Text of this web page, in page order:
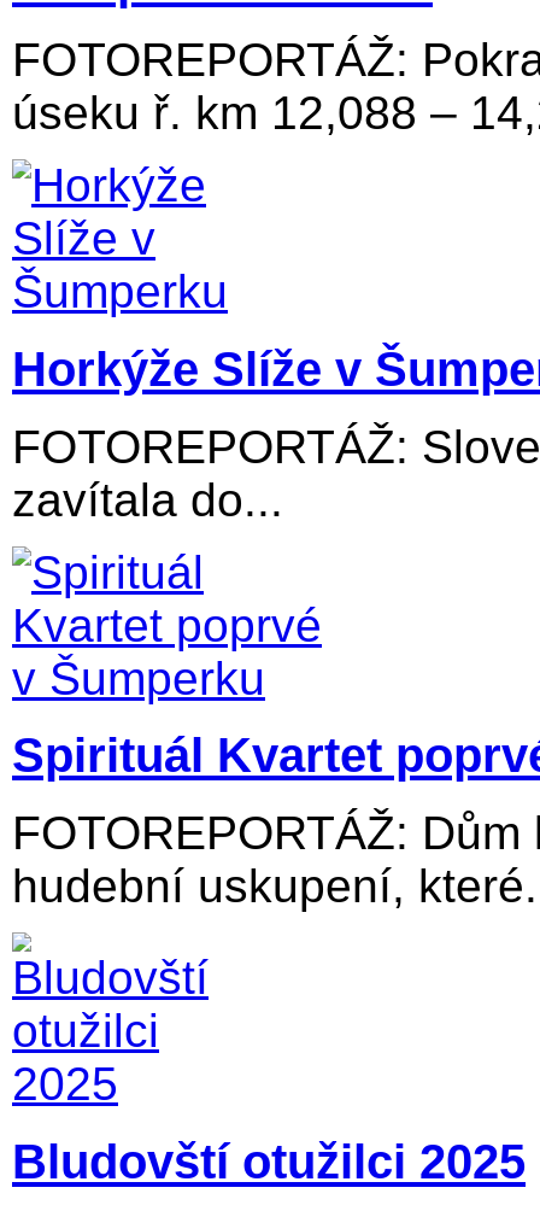
FOTOREPORTÁŽ:
úseku ř. km 12,088 –
Horkýže Slíže v
FOTOREPORTÁŽ:
zavítala do...
Spirituál Kvartet
FOTOREPORTÁŽ:
hudební uskupení,
Bludovští otužilci 2025